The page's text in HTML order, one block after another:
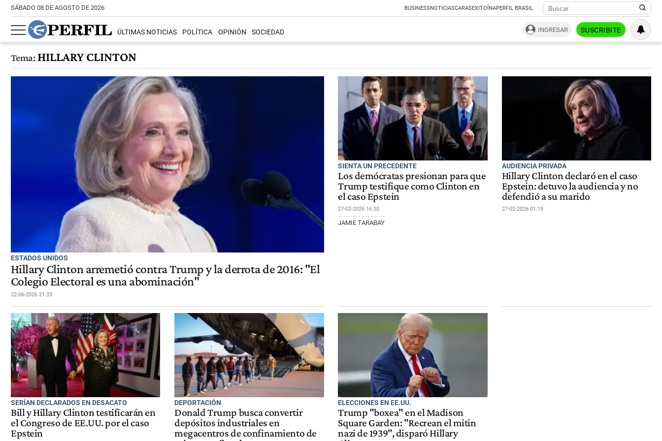
SÁBADO 08 DE AGOSTO DE 2026 BUSINESSNOTICIASCARASEXITOÍNAPERFIL BRASIL
ÚLTIMAS NOTICIAS POLÍTICA OPINIÓN SOCIEDAD INGRESAR SUSCRIBITE
Tema:HILLARY CLINTON
ESTADOS UNIDOS
Hillary Clinton arremetió contra Trump y la derrota de 2016: "El
Colegio Electoral es una abominación"
22-06-2026 21:33
SIENTA UN PRECEDENTE
Los demócratas presionan para que
Trump testifique como Clinton en
el caso Epstein
27-02-2026 16:30
JAMIE TARABAY
AUDIENCIA PRIVADA
Hillary Clinton declaró en el caso
Epstein: detuvo la audiencia y no
defendió a su marido
27-02-2026 01:19
SERÍAN DECLARADOS EN DESACATO
Bill y Hillary Clinton testificarán en
el Congreso de EE.UU. por el caso
Epstein
DEPORTACIÓN
Donald Trump busca convertir
depósitos industriales en
megacentros de confinamiento de
ELECCIONES EN EE.UU.
Trump "boxea" en el Madison
Square Garden: "Recrean el mitin
nazi de 1939", disparó Hillary